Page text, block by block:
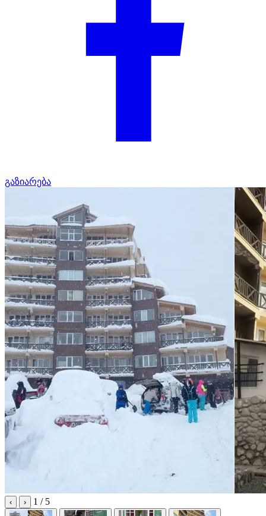
გაზიარება
‹ › 1 / 5